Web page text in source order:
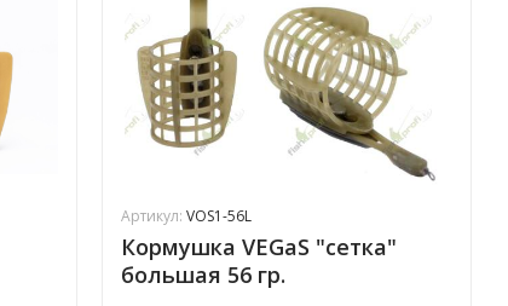
Артикул: VOS1-56L
Кормушка VEGaS "сетка"
большая 56 гр.